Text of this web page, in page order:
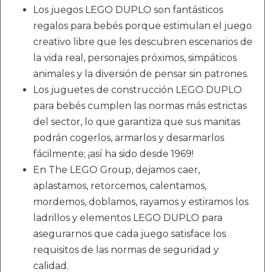
Los juegos LEGO DUPLO son fantásticos
regalos para bebés porque estimulan el juego
creativo libre que les descubren escenarios de
la vida real, personajes próximos, simpáticos
animales y la diversión de pensar sin patrones.
Los juguetes de construcción LEGO DUPLO
para bebés cumplen las normas más estrictas
del sector, lo que garantiza que sus manitas
podrán cogerlos, armarlos y desarmarlos
fácilmente; ¡así ha sido desde 1969!
En The LEGO Group, dejamos caer,
aplastamos, retorcemos, calentamos,
mordemos, doblamos, rayamos y estiramos los
ladrillos y elementos LEGO DUPLO para
asegurarnos que cada juego satisface los
requisitos de las normas de seguridad y
calidad.